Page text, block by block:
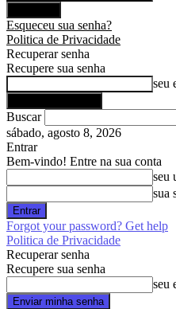
Esqueceu sua senha?
Politica de Privacidade
Recuperar senha
Recupere sua senha
seu
Buscar
sábado, agosto 8, 2026
Entrar
Bem-vindo! Entre na sua conta
seu
sua
Forgot your password? Get help
Politica de Privacidade
Recuperar senha
Recupere sua senha
seu